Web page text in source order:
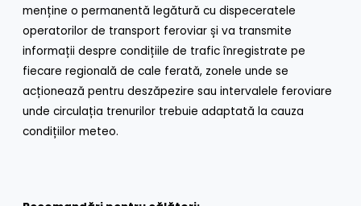
menține o permanentă legătură cu dispeceratele
operatorilor de transport feroviar și va transmite
informații despre condițiile de trafic înregistrate pe
fiecare regională de cale ferată, zonele unde se
acționează pentru deszăpezire sau intervalele feroviare
unde circulația trenurilor trebuie adaptată la cauza
condițiilor meteo.